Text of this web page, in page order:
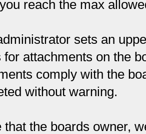
reach the max
sets an
for attachments on the
comply with the
without warning.
that the boards owner,